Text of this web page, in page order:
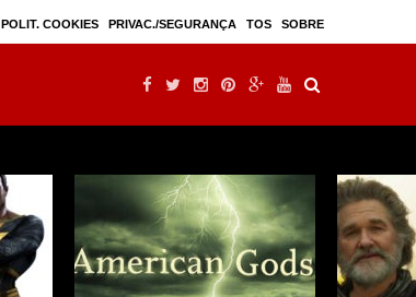
Mulan – filme live-action seguindo sucesso d ...
POLIT. COOKIES PRIVAC./SEGURANÇA TOS SOBRE